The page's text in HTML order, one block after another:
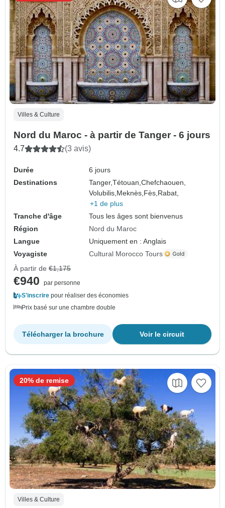
Villes & Culture
Nord du Maroc - à partir de Tanger - 6 jours
4.7 (3 avis)
Durée
6 jours
Destinations
Tanger,Tétouan,Chefchaouen,
Volubilis, Meknès, Fès, Rabat,
+1 de plus
Tranche d'âge
Tous les âges sont bienvenus
Région
Nord du Maroc
Langue
Uniquement en : Anglais
Voyagiste
Cultural Morocco Tours
À partir de €1,175
€940
par personne
S'inscrire pour réaliser des économies
Prix basé sur une chambre double
Voir le circuit
Télécharger la brochure
Villes & Culture
20% de remise